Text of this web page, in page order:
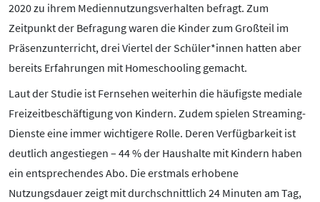
2020 zu ihrem Mediennutzungsverhalten befragt. Zum
Zeitpunkt der Befragung waren die Kinder zum Großteil im
Präsenzunterricht, drei Viertel der Schüler*innen hatten aber
bereits Erfahrungen mit Homeschooling gemacht.
Laut der Studie ist Fernsehen weiterhin die häufigste mediale
Freizeitbeschäftigung von Kindern. Zudem spielen Streaming-
Dienste eine immer wichtigere Rolle. Deren Verfügbarkeit ist
deutlich angestiegen – 44 % der Haushalte mit Kindern haben
ein entsprechendes Abo. Die erstmals erhobene
Nutzungsdauer zeigt mit durchschnittlich 24 Minuten am Tag,
YouTube
RUBRIKEN:
Grundlagen
Sicherheit & Risiken
Tipps & Regeln
Studien
Aktuelles